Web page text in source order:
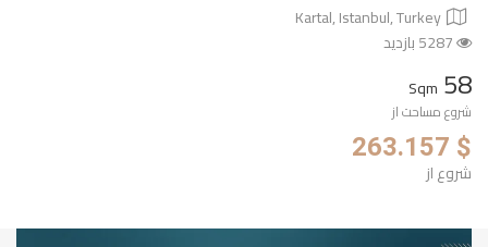
Kartal, Istanbul, Turkey
58
Sqm
شروع مساحت از
$ 263.157
شروع از